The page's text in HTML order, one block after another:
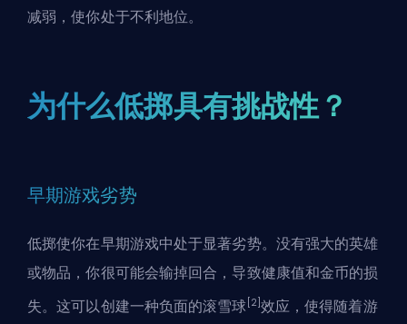
减弱，使你处于不利地位。
为什么低掷具有挑战性？
早期游戏劣势
低掷使你在早期游戏中处于显著劣势。没有强大的英雄
或物品，你很可能会输掉回合，导致健康值和金币的损
失。这可以创建一种负面的滚雪球 [2] 效应，使得随着游